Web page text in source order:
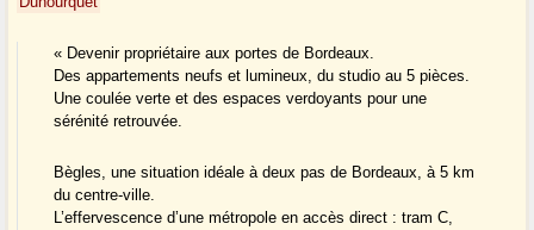
« Devenir propriétaire aux portes de Bordeaux.
Des appartements neufs et lumineux, du studio au 5 pièces.
Une coulée verte et des espaces verdoyants pour une
sérénité retrouvée.
Bègles, une situation idéale à deux pas de Bordeaux, à 5 km
du centre-ville.
L’effervescence d’une métropole en accès direct : tram C,